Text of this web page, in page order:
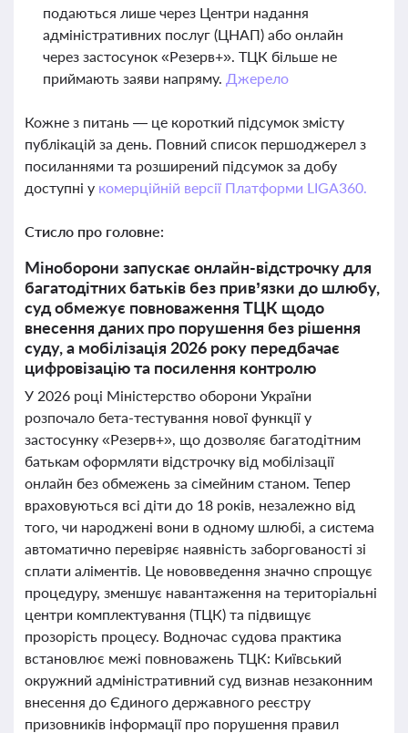
подаються лише через Центри надання
адміністративних послуг (ЦНАП) або онлайн
через застосунок «Резерв+». ТЦК більше не
приймають заяви напряму. Джерело
Кожне з питань — це короткий підсумок змісту
публікацій за день. Повний список першоджерел з
посиланнями та розширений підсумок за добу
доступні у комерційній версії Платформи LIGA360.
Стисло про головне:
Міноборони запускає онлайн-відстрочку для
багатодітних батьків без прив’язки до шлюбу,
суд обмежує повноваження ТЦК щодо
внесення даних про порушення без рішення
суду, а мобілізація 2026 року передбачає
цифровізацію та посилення контролю
У 2026 році Міністерство оборони України
розпочало бета-тестування нової функції у
застосунку «Резерв+», що дозволяє багатодітним
батькам оформляти відстрочку від мобілізації
онлайн без обмежень за сімейним станом. Тепер
враховуються всі діти до 18 років, незалежно від
того, чи народжені вони в одному шлюбі, а система
автоматично перевіряє наявність заборгованості зі
сплати аліментів. Це нововведення значно спрощує
процедуру, зменшує навантаження на територіальні
центри комплектування (ТЦК) та підвищує
прозорість процесу. Водночас судова практика
встановлює межі повноважень ТЦК: Київський
окружний адміністративний суд визнав незаконним
внесення до Єдиного державного реєстру
призовників інформації про порушення правил